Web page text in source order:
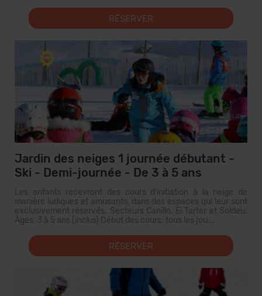
RÉSERVER
Jardin des neiges 1 journée débutant -
Ski - Demi-journée - De 3 à 5 ans
Les enfants recevront des cours d'initiation à la neige de
manière ludiques et amusants, dans des espaces qui leur sont
exclusivement réservés. Secteurs Canillo, El Tarter et Soldeu.
Âges: 3 à 5 ans (inclus) Début des cours: tous les jou...
RÉSERVER